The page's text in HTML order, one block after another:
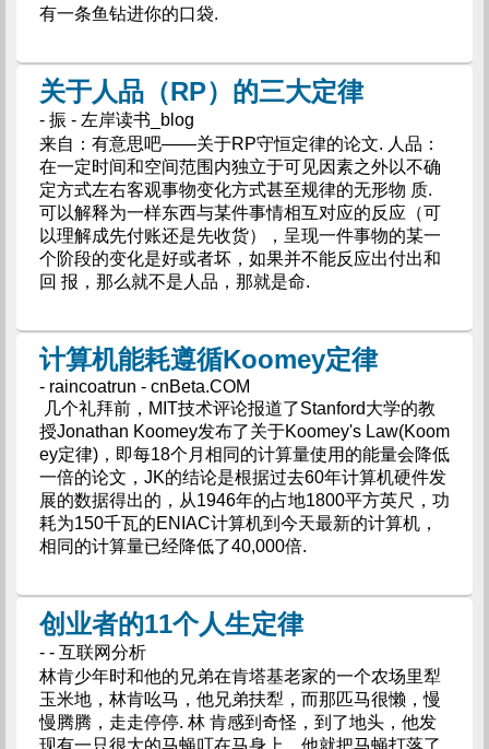
有一条鱼钻进你的口袋.
关于人品（RP）的三大定律
- 振 - 左岸读书_blog
来自：有意思吧——关于RP守恒定律的论文. 人品：
在一定时间和空间范围内独立于可见因素之外以不确
定方式左右客观事物变化方式甚至规律的无形物 质.
可以解释为一样东西与某件事情相互对应的反应（可
以理解成先付账还是先收货），呈现一件事物的某一
个阶段的变化是好或者坏，如果并不能反应出付出和
回 报，那么就不是人品，那就是命.
计算机能耗遵循Koomey定律
- raincoatrun - cnBeta.COM
几个礼拜前，MIT技术评论报道了Stanford大学的教
授Jonathan Koomey发布了关于Koomey's Law(Koom
ey定律)，即每18个月相同的计算量使用的能量会降低
一倍的论文，JK的结论是根据过去60年计算机硬件发
展的数据得出的，从1946年的占地1800平方英尺，功
耗为150千瓦的ENIAC计算机到今天最新的计算机，
相同的计算量已经降低了40,000倍.
创业者的11个人生定律
- - 互联网分析
林肯少年时和他的兄弟在肯塔基老家的一个农场里犁
玉米地，林肯吆马，他兄弟扶犁，而那匹马很懒，慢
慢腾腾，走走停停. 林 肯感到奇怪，到了地头，他发
现有一只很大的马蝇叮在马身上，他就把马蝇打落了.